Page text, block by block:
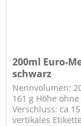
200ml Euro-
schwarz
Nennvolumen:
161 g Höhe
Verschluss: ca
vertikales